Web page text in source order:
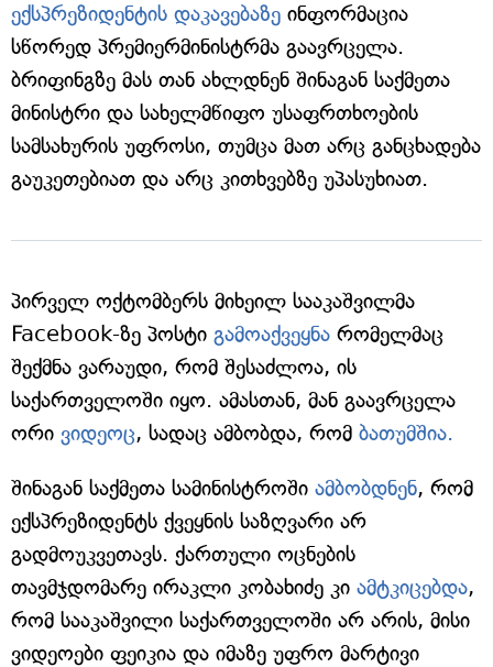
ექსპრეზიდენტის დაკავებაზე ინფორმაცია
სწორედ პრემიერმინისტრმა გაავრცელა.
ბრიფინგზე მას თან ახლდნენ შინაგან საქმეთა
მინისტრი და სახელმწიფო უსაფრთხოების
სამსახურის უფროსი, თუმცა მათ არც განცხადება
გაუკეთებიათ და არც კითხვებზე უპასუხიათ.
პირველ ოქტომბერს მიხეილ სააკაშვილმა
Facebook-ზე პოსტი გამოაქვეყნა რომელმაც
შექმნა ვარაუდი, რომ შესაძლოა, ის
საქართველოში იყო. ამასთან, მან გაავრცელა
ორი ვიდეოც, სადაც ამბობდა, რომ ბათუმშია.
შინაგან საქმეთა სამინისტროში ამბობდნენ, რომ
ექსპრეზიდენტს ქვეყნის საზღვარი არ
გადმოუკვეთავს. ქართული ოცნების
თავმჯდომარე ირაკლი კობახიძე კი ამტკიცებდა,
რომ სააკაშვილი საქართველოში არ არის, მისი
ვიდეოები ფეიკია და იმაზე უფრო მარტივი